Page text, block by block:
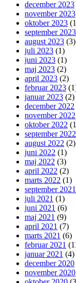
december 2023
november 2023
oktober 2023
september 2023
august 2023 (3)
juli 2023 (1)
juni 2023 (1)
maj 2023 (2)
april 2023 (2)
februar 2023
januar 2023 (2)
december 2022
november 2022
oktober 2022
september 2022
august 2022 (2)
juni 2022 (1)
maj 2022 (3)
april 2022 (2)
marts 2022 (1)
september 2021
juli 2021 (1)
juni 2021 (6)
maj 2021 (9)
april 2021 (7)
marts 2021 (6)
februar 2021
januar 2021 (4)
december 2020
november 2020